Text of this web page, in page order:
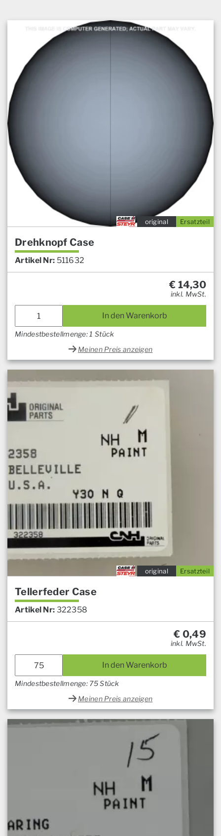
Ersatzteil
original
Drehknopf Case
Artikel Nr: 511632
€ 14,30
inkl. MwSt.
In den Warenkorb
Mindestbestellmenge: 1 Stück
Meinen Preis anzeigen
Ersatzteil
original
Tellerfeder Case
Artikel Nr: 322358
€ 0,49
inkl. MwSt.
In den Warenkorb
Mindestbestellmenge: 75 Stück
Meinen Preis anzeigen